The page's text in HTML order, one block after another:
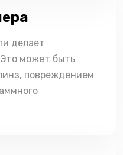
делает
может быть
повреждением